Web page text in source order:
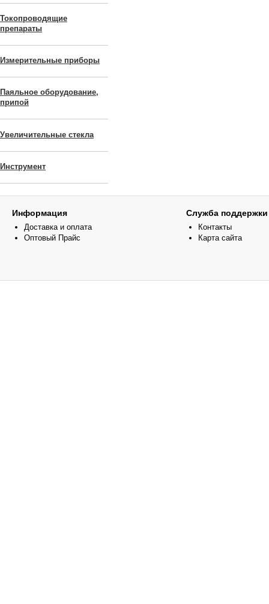
Токопроводящие
препараты
Измерительные приборы
Паяльное оборудование,
припой
Увеличительные стекла
Инструмент
Информация
Доставка и оплата
Оптовый Прайс
Служба поддержки
Контакты
Карта сайта